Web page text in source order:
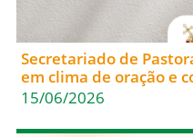
Secretariado de
em clima de oração e
15/06/2026